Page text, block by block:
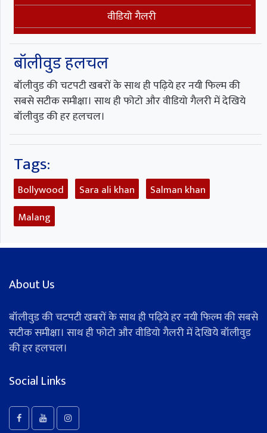
वीडियो गैलरी
बॉलीवुड हलचल
बॉलीवुड की चटपटी खबरों के साथ ही पढ़िये हर नयी फिल्म की
सबसे सटीक समीक्षा। साथ ही फोटो और वीडियो गैलरी में देखिये
बॉलीवुड की हर हलचल।
Tags:
Bollywood Sara ali khan
Salman khan
Malang
About Us
बॉलीवुड की चटपटी खबरों के साथ ही पढ़िये हर नयी फिल्म की सबसे
सटीक समीक्षा। साथ ही फोटो और वीडियो गैलरी में देखिये बॉलीवुड
की हर हलचल।
Social Links